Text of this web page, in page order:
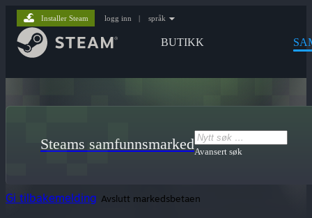
BUTIKK
Installer Steam logg inn | språk
Steams samfunnsmarkedAvansert søk
Gi tilbakemelding Avslutt markedsbetaen